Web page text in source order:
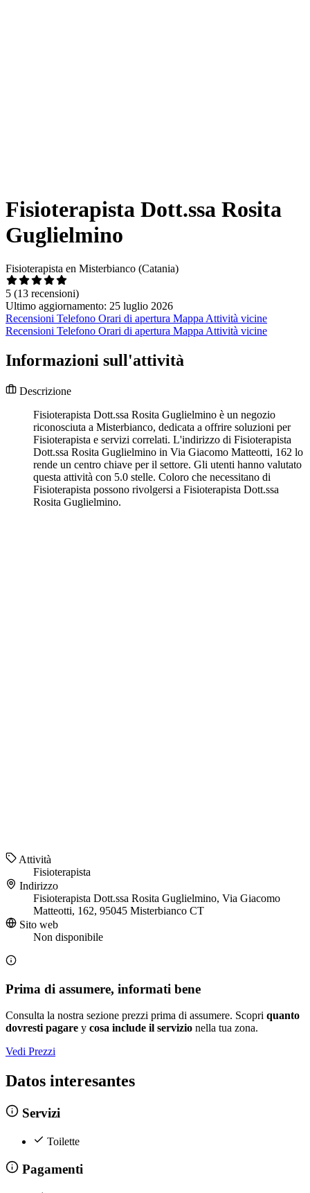
Fisioterapista Dott.ssa Rosita
Guglielmino
Fisioterapista en Misterbianco (Catania)
5 (13 recensioni)
Ultimo aggiornamento: 25 luglio 2026
Recensioni Telefono Orari di apertura Mappa Attività vicine
Recensioni Telefono Orari di apertura Mappa Attività vicine
Informazioni sull'attività
Descrizione
Fisioterapista Dott.ssa Rosita Guglielmino è un negozio
riconosciuta a Misterbianco, dedicata a offrire soluzioni per
Fisioterapista e servizi correlati. L'indirizzo di Fisioterapista
Dott.ssa Rosita Guglielmino in Via Giacomo Matteotti, 162 lo
rende un centro chiave per il settore. Gli utenti hanno valutato
questa attività con 5.0 stelle. Coloro che necessitano di
Fisioterapista possono rivolgersi a Fisioterapista Dott.ssa
Rosita Guglielmino.
Attività
Fisioterapista
Indirizzo
Fisioterapista Dott.ssa Rosita Guglielmino, Via Giacomo
Matteotti, 162, 95045 Misterbianco CT
Sito web
Non disponibile
Prima di assumere, informati bene
Consulta la nostra sezione prezzi prima di assumere. Scopri quanto
dovresti pagare y cosa include il servizio nella tua zona.
Vedi Prezzi
Datos interesantes
Servizi
Toilette
Pagamenti